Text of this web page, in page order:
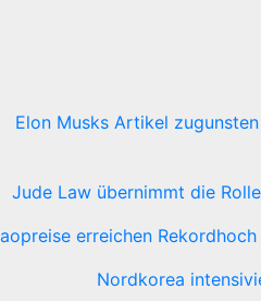
Elon Musks Artikel
Jude Law übernimmt die
erreichen
Nordkorea